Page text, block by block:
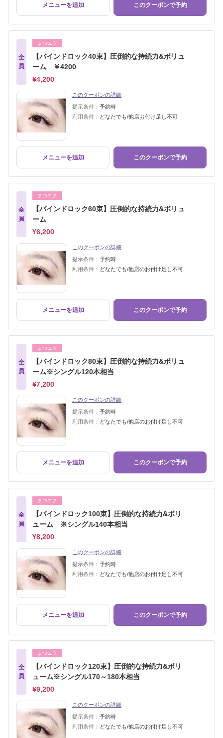
メニューを追加 このクーポンで予約
全
員
まつエク
【バインドロック40束】圧倒的な持続力&ボリュ
ーム ￥4200
¥4,200
このクーポンの詳細
提示条件： 予約時
利用条件： どなたでも/他店お付け足し不可
メニューを追加 このクーポンで予約
全
員
まつエク
【バインドロック60束】圧倒的な持続力&ボリュ
ーム
¥6,200
このクーポンの詳細
提示条件： 予約時
利用条件： どなたでも/他店のお付け足し不可
メニューを追加 このクーポンで予約
全
員
まつエク
【バインドロック80束】圧倒的な持続力&ボリュ
ーム※シングル120本相当
¥7,200
このクーポンの詳細
提示条件： 予約時
利用条件： どなたでも/他店のお付け足し不可
メニューを追加 このクーポンで予約
全
員
まつエク
【バインドロック100束】圧倒的な持続力&ボリ
ューム ※シングル140本相当
¥8,200
このクーポンの詳細
提示条件： 予約時
利用条件： どなたでも/他店のお付け足し不可
メニューを追加 このクーポンで予約
全
員
まつエク
【バインドロック120束】圧倒的な持続力&ボリ
ューム※シングル170～180本相当
¥9,200
このクーポンの詳細
提示条件： 予約時
利用条件： どなたでも/他店のお付け足し不可